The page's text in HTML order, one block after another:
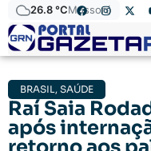
26.8 °CMossoró
BRASIL, SAÚDE
Raí Saia
após